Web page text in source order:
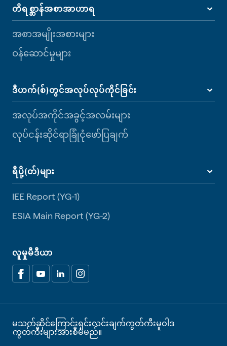
တိရစ္ဆာန်အစာအာဟာရ
အစာအမျိုးအစားများ
ဝန်ဆောင်မှုများ
ဒီဟက်(စ်)တွင်အလုပ်လုပ်ကိုင်ခြင်း
အလုပ်အကိုင်အခွင့်အလမ်းများ
လုပ်ငန်းဆိုင်ရာခြုံငုံဖော်ပြချက်
ရီပို့(တ်)များ
IEE Report (YG-1)
ESIA Main Report (YG-2)
လူမှုမီဒီယာ
မသက်ဆိုင်ကြောင်းရှင်းလင်းချက်ကွတ်ကီးမူဝါဒ
ကွတ်ကီးများအားစီမံမည်။